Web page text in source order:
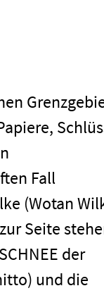
Fall
(Wotan
Seite
der
und die